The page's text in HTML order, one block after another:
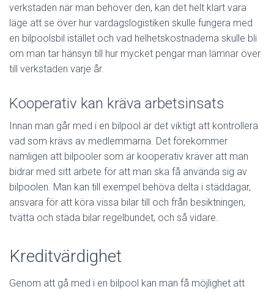
verkstaden när man behöver den, kan det helt klart vara
läge att se över hur vardagslogistiken skulle fungera med
en bilpoolsbil istället och vad helhetskostnaderna skulle bli
om man tar hänsyn till hur mycket pengar man lämnar över
till verkstaden varje år.
Kooperativ kan kräva arbetsinsats
Innan man går med i en bilpool är det viktigt att kontrollera
vad som krävs av medlemmarna. Det förekommer
nämligen att bilpooler som är kooperativ kräver att man
bidrar med sitt arbete för att man ska få använda sig av
bilpoolen. Man kan till exempel behöva delta i städdagar,
ansvara för att köra vissa bilar till och från besiktningen,
tvätta och städa bilar regelbundet, och så vidare.
Kreditvärdighet
Genom att gå med i en bilpool kan man få möjlighet att